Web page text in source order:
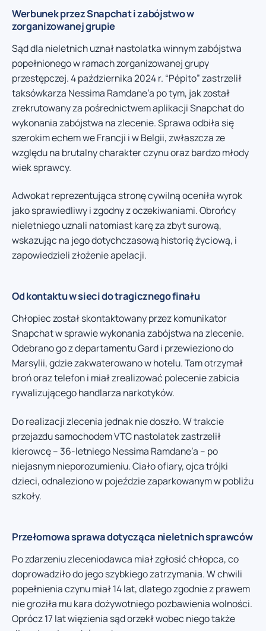
Werbunek przez Snapchat i zabójstwo w
zorganizowanej grupie
Sąd dla nieletnich uznał nastolatka winnym zabójstwa
popełnionego w ramach zorganizowanej grupy
przestępczej. 4 października 2024 r. “Pépito” zastrzelił
taksówkarza Nessima Ramdane’a po tym, jak został
zrekrutowany za pośrednictwem aplikacji Snapchat do
wykonania zabójstwa na zlecenie. Sprawa odbiła się
szerokim echem we Francji i w Belgii, zwłaszcza ze
względu na brutalny charakter czynu oraz bardzo młody
wiek sprawcy.
Adwokat reprezentująca stronę cywilną oceniła wyrok
jako sprawiedliwy i zgodny z oczekiwaniami. Obrońcy
nieletniego uznali natomiast karę za zbyt surową,
wskazując na jego dotychczasową historię życiową, i
zapowiedzieli złożenie apelacji.
Od kontaktu w sieci do tragicznego finału
Chłopiec został skontaktowany przez komunikator
Snapchat w sprawie wykonania zabójstwa na zlecenie.
Odebrano go z departamentu Gard i przewieziono do
Marsylii, gdzie zakwaterowano w hotelu. Tam otrzymał
broń oraz telefon i miał zrealizować polecenie zabicia
rywalizującego handlarza narkotyków.
Do realizacji zlecenia jednak nie doszło. W trakcie
przejazdu samochodem VTC nastolatek zastrzelił
kierowcę – 36-letniego Nessima Ramdane’a – po
niejasnym nieporozumieniu. Ciało ofiary, ojca trójki
dzieci, odnaleziono w pojeździe zaparkowanym w pobliżu
szkoły.
Przełomowa sprawa dotycząca nieletnich sprawców
Po zdarzeniu zleceniodawca miał zgłosić chłopca, co
doprowadziło do jego szybkiego zatrzymania. W chwili
popełnienia czynu miał 14 lat, dlatego zgodnie z prawem
nie groziła mu kara dożywotniego pozbawienia wolności.
Oprócz 17 lat więzienia sąd orzekł wobec niego także